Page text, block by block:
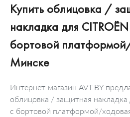
Купить облицовка /
накладка для CITROËN
бортовой
Минске
Интернет-магазин AVT.BY
облицовка / защитная накладка
c бортовой платформой/